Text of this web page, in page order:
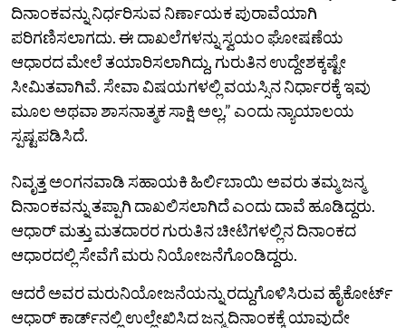
ದಿನಾಂಕವನ್ನು ನಿರ್ಧರಿಸುವ ನಿರ್ಣಾಯಕ ಪುರಾವೆಯಾಗಿ
ಪರಿಗಣಿಸಲಾಗದು. ಈ ದಾಖಲೆಗಳನ್ನು ಸ್ವಯಂ ಘೋಷಣೆಯ
ಆಧಾರದ ಮೇಲೆ ತಯಾರಿಸಲಾಗಿದ್ದು, ಗುರುತಿನ ಉದ್ದೇಶಕ್ಕಷ್ಟೇ
ಸೀಮಿತವಾಗಿವೆ. ಸೇವಾ ವಿಷಯಗಳಲ್ಲಿ ವಯಸ್ಸಿನ ನಿರ್ಧಾರಕ್ಕೆ ಇವು
ಮೂಲ ಅಥವಾ ಶಾಸನಾತ್ಮಕ ಸಾಕ್ಷಿ ಅಲ್ಲ,” ಎಂದು ನ್ಯಾಯಾಲಯ
ಸ್ಪಷ್ಟಪಡಿಸಿದೆ.
ನಿವೃತ್ತ ಅಂಗನವಾಡಿ ಸಹಾಯಕಿ ಹಿರ್ಲಿಬಾಯಿ ಅವರು ತಮ್ಮ ಜನ್ಮ
ದಿನಾಂಕವನ್ನು ತಪ್ಪಾಗಿ ದಾಖಲಿಸಲಾಗಿದೆ ಎಂದು ದಾವೆ ಹೂಡಿದ್ದರು.
ಆಧಾರ್ ಮತ್ತು ಮತದಾರರ ಗುರುತಿನ ಚೀಟಿಗಳಲ್ಲಿನ ದಿನಾಂಕದ
ಆಧಾರದಲ್ಲಿ ಸೇವೆಗೆ ಮರು ನಿಯೋಜನೆಗೊಂಡಿದ್ದರು.
ಆದರೆ ಅವರ ಮರುನಿಯೋಜನೆಯನ್ನು ರದ್ದುಗೊಳಿಸಿರುವ ಹೈಕೋರ್ಟ್‌
ಆಧಾರ್ ಕಾರ್ಡ್‌ನಲ್ಲಿ ಉಲ್ಲೇಖಿಸಿದ ಜನ್ಮ ದಿನಾಂಕಕ್ಕೆ ಯಾವುದೇ